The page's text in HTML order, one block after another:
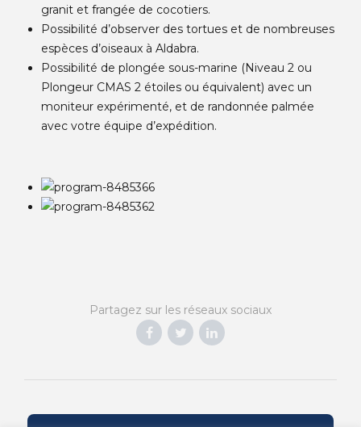
granit et frangée de cocotiers.
Possibilité d’observer des tortues et de nombreuses
espèces d’oiseaux à Aldabra.
Possibilité de plongée sous-marine (Niveau 2 ou
Plongeur CMAS 2 étoiles ou équivalent) avec un
moniteur expérimenté, et de randonnée palmée
avec votre équipe d’expédition.
Partagez sur les réseaux sociaux